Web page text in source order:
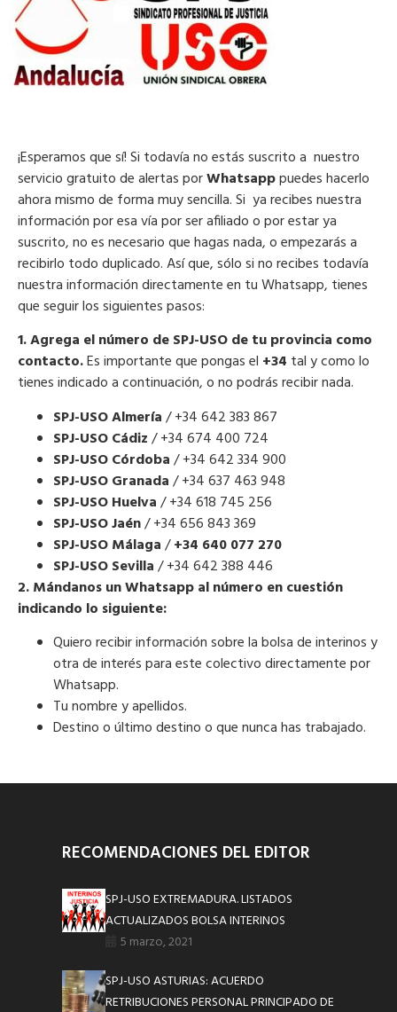
¡Esperamos que sí! Si todavía no estás suscrito a nuestro
servicio gratuito de alertas porWhatsapppuedes hacerlo
ahora mismo de forma muy sencilla. Si ya recibes nuestra
información por esa vía por ser afiliado o por estar ya
suscrito, no es necesario que hagas nada, o empezarás a
recibirlo todo duplicado. Así que, sólo si no recibes todavía
nuestra información directamente en tu Whatsapp, tienes
que seguir los siguientes pasos:
1. Agrega el número de SPJ-USO de tu provincia como
contacto.Es importante que pongas el +34 tal y como lo
tienes indicado a continuación, o no podrás recibir nada.
SPJ-USO Almería/ +34 642 383 867
SPJ-USO Cádiz/ +34 674 400 724
SPJ-USO Córdoba/ +34 642 334 900
SPJ-USO Granada/ +34 637 463 948
SPJ-USO Huelva/ +34 618 745 256
SPJ-USO Jaén/ +34 656 843 369
SPJ-USO Málaga/+34 640 077 270
SPJ-USO Sevilla/ +34 642 388 446
2. Mándanos un Whatsapp al número en cuestión
indicando lo siguiente:
Quiero recibir información sobre la bolsa de interinos y
otra de interés para este colectivo directamente por
Whatsapp.
Tu nombre y apellidos.
Destino o último destino o que nunca has trabajado.
RECOMENDACIONES DEL EDITOR
SPJ-USO EXTREMADURA. LISTADOS
ACTUALIZADOS BOLSA INTERINOS
5 marzo, 2021
SPJ-USO ASTURIAS: ACUERDO
RETRIBUCIONES PERSONAL PRINCIPADO DE